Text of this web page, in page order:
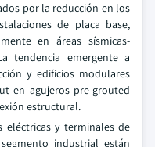
por la reducción en los
de placa base,
en áreas sísmicas-
tendencia emergente a
y edificios modulares
en agujeros pre-grouted
estructural.
eléctricas y terminales de
industrial están